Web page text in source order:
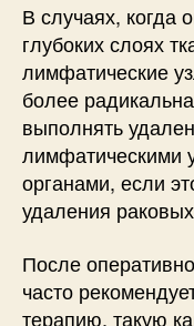
В случаях, когда
глубоких слоях
лимфатические
более
выполнять
лимфатическими
органами, если
удаления
После
часто
терапию, такую